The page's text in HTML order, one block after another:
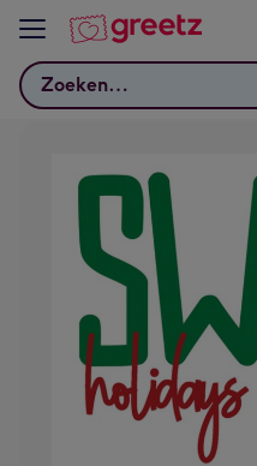
Bekijk meer
Zoeken